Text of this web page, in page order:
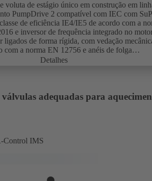
voluta de estágio único em construção em
PumpDrive 2 compatível com IEC com
de eficiência IE4/IE5 de acordo com a
e inversor de frequência integrado no
ligados de forma rígida, com vedação
com a norma EN 12756 e anéis de folga
de propulsão em ferro fundido. Pontos de
a norma IEC 60072, substâncias de
ErP.
Detalhes
adequadas para
IMS